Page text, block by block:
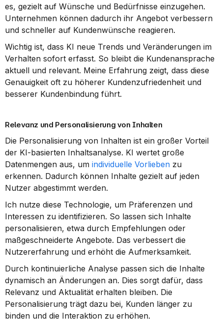
es, gezielt auf Wünsche und Bedürfnisse einzugehen.
Unternehmen können dadurch ihr Angebot verbessern
und schneller auf Kundenwünsche reagieren.
Wichtig ist, dass KI neue Trends und Veränderungen im
Verhalten sofort erfasst. So bleibt die Kundenansprache
aktuell und relevant. Meine Erfahrung zeigt, dass diese
Genauigkeit oft zu höherer Kundenzufriedenheit und
besserer Kundenbindung führt.
Relevanz und Personalisierung von Inhalten
Die Personalisierung von Inhalten ist ein großer Vorteil
der KI-basierten Inhaltsanalyse. KI wertet große
Datenmengen aus, um individuelle Vorlieben zu
erkennen. Dadurch können Inhalte gezielt auf jeden
Nutzer abgestimmt werden.
Ich nutze diese Technologie, um Präferenzen und
Interessen zu identifizieren. So lassen sich Inhalte
personalisieren, etwa durch Empfehlungen oder
maßgeschneiderte Angebote. Das verbessert die
Nutzererfahrung und erhöht die Aufmerksamkeit.
Durch kontinuierliche Analyse passen sich die Inhalte
dynamisch an Änderungen an. Dies sorgt dafür, dass
Relevanz und Aktualität erhalten bleiben. Die
Personalisierung trägt dazu bei, Kunden länger zu
binden und die Interaktion zu erhöhen.